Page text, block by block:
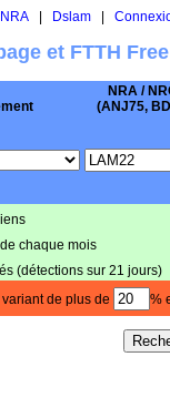
NRA| Dslam|
et FTTH
NRA /
(ANJ75,
chaque mois
(détections sur 21 jours)
de plus de %